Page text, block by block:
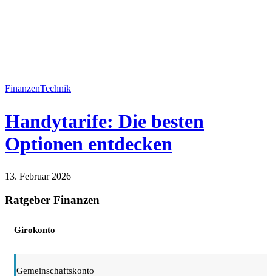
FinanzenTechnik
Handytarife: Die besten
Optionen entdecken
13. Februar 2026
Ratgeber Finanzen
Girokonto
Gemeinschaftskonto